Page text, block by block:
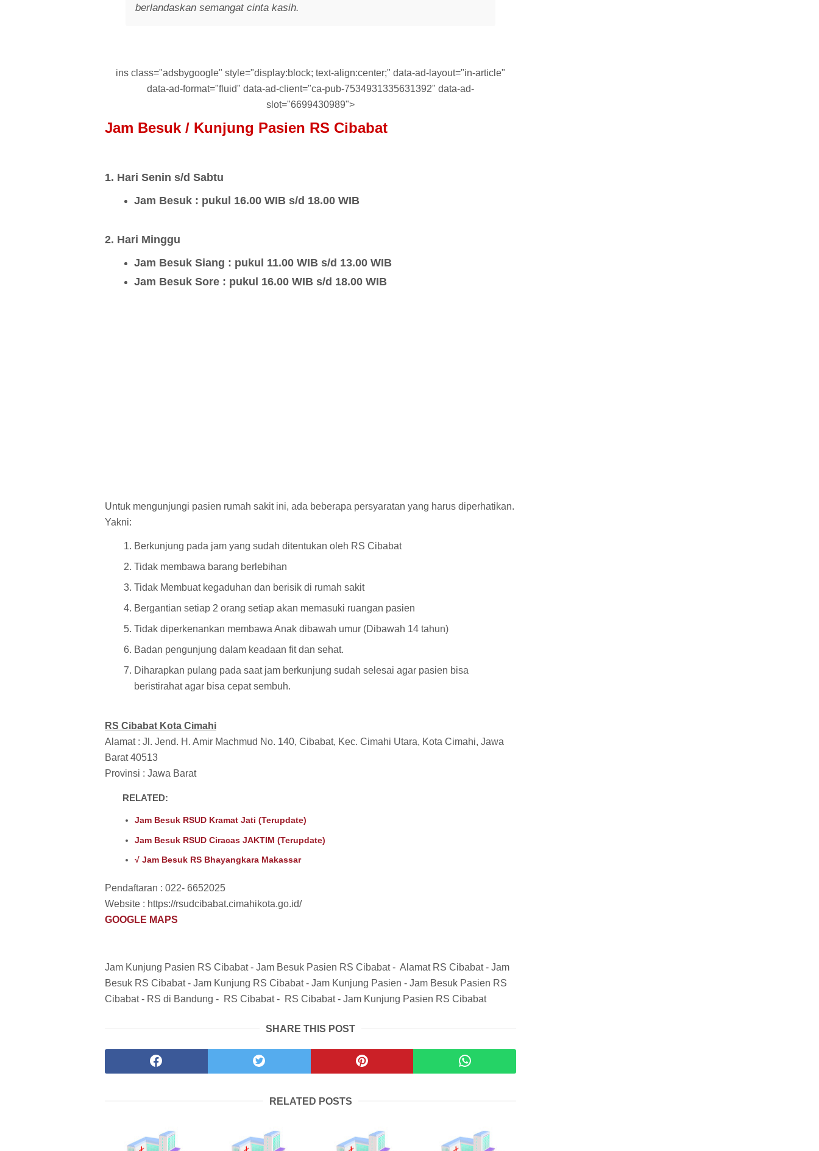
berlandaskan semangat cinta kasih.
ins class="adsbygoogle" style="display:block; text-align:center;" data-ad-layout="in-article"
data-ad-format="fluid" data-ad-client="ca-pub-7534931335631392" data-ad-
slot="6699430989">
Jam Besuk / Kunjung Pasien RS Cibabat
1. Hari Senin s/d Sabtu
Jam Besuk : pukul 16.00 WIB s/d 18.00 WIB
2. Hari Minggu
Jam Besuk Siang : pukul 11.00 WIB s/d 13.00 WIB
Jam Besuk Sore : pukul 16.00 WIB s/d 18.00 WIB
Untuk mengunjungi pasien rumah sakit ini, ada beberapa persyaratan yang harus diperhatikan.
Yakni:
Berkunjung pada jam yang sudah ditentukan oleh RS Cibabat
Tidak membawa barang berlebihan
Tidak Membuat kegaduhan dan berisik di rumah sakit
Bergantian setiap 2 orang setiap akan memasuki ruangan pasien
Tidak diperkenankan membawa Anak dibawah umur (Dibawah 14 tahun)
Badan pengunjung dalam keadaan fit dan sehat.
Diharapkan pulang pada saat jam berkunjung sudah selesai agar pasien bisa
beristirahat agar bisa cepat sembuh.
RS Cibabat Kota Cimahi
Alamat : Jl. Jend. H. Amir Machmud No. 140, Cibabat, Kec. Cimahi Utara, Kota Cimahi, Jawa
Barat 40513
Provinsi : Jawa Barat
RELATED:
Jam Besuk RSUD Kramat Jati (Terupdate)
Jam Besuk RSUD Ciracas JAKTIM (Terupdate)
√ Jam Besuk RS Bhayangkara Makassar
Pendaftaran : 022- 6652025
Website : https://rsudcibabat.cimahikota.go.id/
GOOGLE MAPS
Jam Kunjung Pasien RS Cibabat - Jam Besuk Pasien RS Cibabat - Alamat RS Cibabat - Jam
Besuk RS Cibabat - Jam Kunjung RS Cibabat - Jam Kunjung Pasien - Jam Besuk Pasien RS
Cibabat - RS di Bandung - RS Cibabat - RS Cibabat - Jam Kunjung Pasien RS Cibabat
SHARE THIS POST
RELATED POSTS